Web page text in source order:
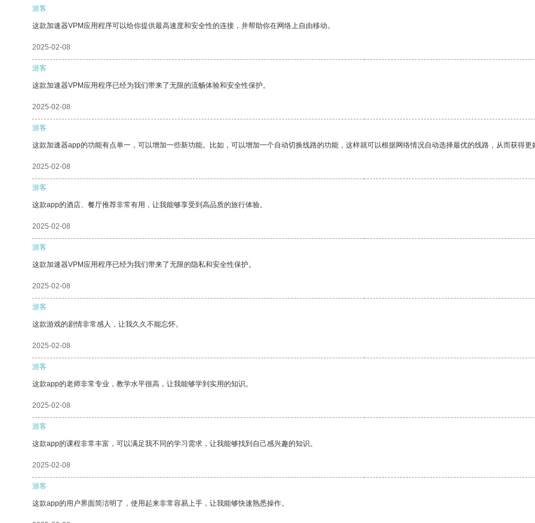
游客
这款加速器VPM应用程序可以给你提供最高速度和安全性的连接，并帮助你在网络上自由移动。
2025-02-08
游客
这款加速器VPM应用程序已经为我们带来了无限的流畅体验和安全性保护。
2025-02-08
游客
这款加速器app的功能有点单一，可以增加一些新功能。比如，可以增加一个自动切换线路的功能，这样就可以根据网络情况自动选择最优的线路，从而获得更
2025-02-08
游客
这款app的酒店、餐厅推荐非常有用，让我能够享受到高品质的旅行体验。
2025-02-08
游客
这款加速器VPM应用程序已经为我们带来了无限的隐私和安全性保护。
2025-02-08
游客
这款游戏的剧情非常感人，让我久久不能忘怀。
2025-02-08
游客
这款app的老师非常专业，教学水平很高，让我能够学到实用的知识。
2025-02-08
游客
这款app的课程非常丰富，可以满足我不同的学习需求，让我能够找到自己感兴趣的知识。
2025-02-08
游客
这款app的用户界面简洁明了，使用起来非常容易上手，让我能够快速熟悉操作。